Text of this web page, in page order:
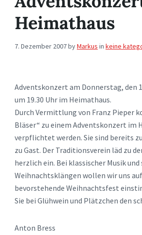
Heimathaus
7. Dezember 2007byMarkus in keine
Adventskonzert am Donnerstag, den
um 19.30 Uhr im Heimathaus.
Durch Vermittlung von Franz Pieper
Bläser“ zu einem Adventskonzert im
verpflichtet werden. Sie sind bereits
zu Gast. Der Traditionsverein läd zu
herzlich ein. Bei klassischer Musik
Weihnachtsklängen wollen wir uns
bevorstehende Weihnachtsfest
Sie bei Glühwein und Plätzchen den
Anton Bress